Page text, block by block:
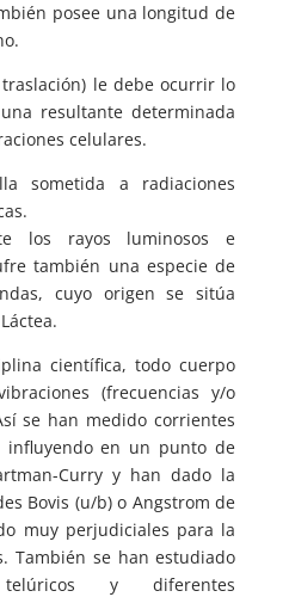
posee una longitud de
le debe ocurrir lo
resultante determinada
celulares.
sometida a radiaciones
los rayos luminosos e
también una especie de
cuyo origen se sitúa
científica, todo cuerpo
(frecuencias y/o
se han medido corrientes
influyendo en un punto de
Curry y han dado la
Bovis (u/b) o Angstrom de
muy perjudiciales para la
También se han estudiado
y diferentes